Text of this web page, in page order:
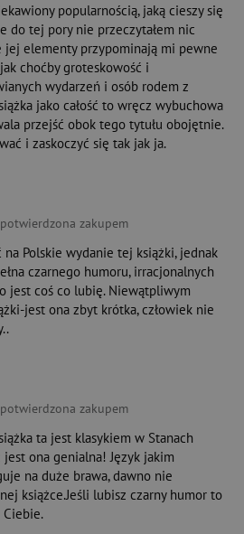
popularnością, jaką cieszy się
do tej pory nie przeczytałem nic
jej elementy przypominają mi pewne
choćby groteskowość i
wydarzeń i osób rodem z
jako całość to wręcz wybuchowa
przejść obok tego tytułu obojętnie.
i zaskoczyć się tak jak ja.
zakupem
na Polskie wydanie tej książki, jednak
czarnego humoru, irracjonalnych
jest coś co lubię. Niewątpliwym
jest ona zbyt krótka, człowiek nie
zakupem
ta jest klasykiem w Stanach
ona genialna! Język jakim
na duże brawa, dawno nie
książce.Jeśli lubisz czarny humor to
Ciebie.